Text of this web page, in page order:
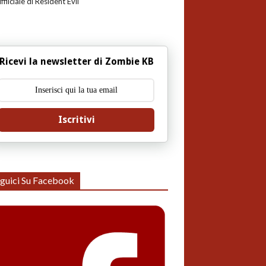
la newsletter di Zombie KB
Iscritivi
Su Facebook